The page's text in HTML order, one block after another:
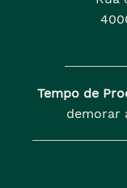
Tempo de
demorar